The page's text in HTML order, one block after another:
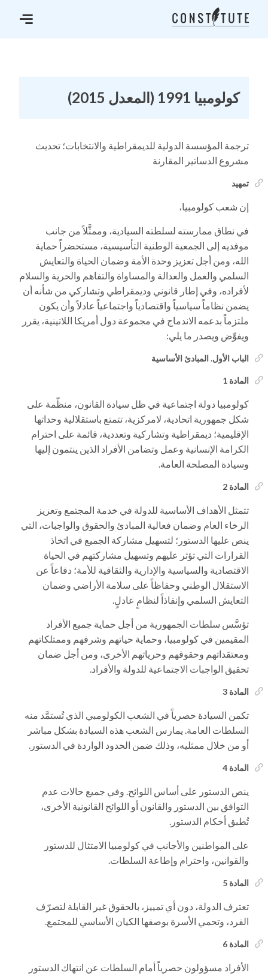
كولومبيا 1991 (المعدل 2015)
ترجمة المؤسسة الدولية للديمقراطية والانتخابات؛ تحديث
مشروع الدساتير المقارنة
تمهيد
إن شعب كولومبيا،
في نطاق ممارسته لسلطته السيادية، وممثَّلاً من جانب
موفديه إلى الجمعية الوطنية التأسيسية، مستحضراً حماية
الله، ومن أجل تعزيز وحدة الأمة وضمان الحياة والتعايش
السلمي والعمل والعدالة والمساواة والتفاهم والحرية والسلام
لأفراده، وفي إطار قانوني وديمقراطي وتشاركي من شأنه أن
يضمن نظاماً سياسياً واقتصادياً واجتماعياً عادلاً وأن يكون
ملتزماً بدعمه الاندماج في مجموعة دول أمريكا اللاتينية، يقرر
ويفوِّض ويصدر ما يلي:
الباب الأول. المبادئ الأساسية
المادة 1
كولومبيا دولة اجتماعية في ظل سيادة القانون، منظّمة على
شكل جمهورية اتحادية، لامركزية، تتمتع باستقلالية وحداتها
الإقليمية؛ ديمقراطية وتشاركية وتعددية، قائمة على احترام
الكرامة الإنسانية وعمل وتضامن الأفراد الذين ينتمون إليها
وسيادة المصلحة العامة.
المادة 2
تتمثل الأهداف الأساسية للدولة في خدمة المجتمع وتعزيز
الرخاء العام وضمان فعالية المبادئ والحقوق والواجبات، التي
ينص عليها الدستور؛ لتسهيل مشاركة الجميع في اتخاذ
القرارات التي تؤثر عليهم وتسهيل مشاركتهم في الحياة
الاقتصادية والسياسية والإدارية والثقافية للأمة؛ دفاعاً عن
الاستقلال الوطني وحفاظاً على سلامة الأراضي وضمان
التعايش السلمي وإنفاذاً لنظامٍ عادلٍ.
تؤسَّس سلطات الجمهورية من أجل حماية جميع الأفراد
المقيمين في كولومبيا، وحماية حياتهم وشرفهم وممتلكاتهم
ومعتقداتهم وحقوقهم وحرياتهم الأخرى، ومن أجل ضمان
تحقيق الواجبات الاجتماعية للدولة والأفراد.
المادة 3
تكمن السيادة حصرياً في الشعب الكولومبي الذي تُستمَّد منه
السلطات العامة. يمارس الشعب هذه السيادة بشكل مباشر
أو من خلال ممثليه، وذلك ضمن الحدود الواردة في الدستور.
المادة 4
ينص الدستور على أساس اللوائح. وفي جميع حالات عدم
التوافق بين الدستور والقانون أو اللوائح القانونية الأخرى،
تُطبق أحكام الدستور.
على المواطنين والأجانب في كولومبيا الامتثال للدستور
والقوانين، واحترام وإطاعة السلطات.
المادة 5
تعترف الدولة، دون أي تمييز، بالحقوق غير القابلة لتصرّف
الفرد، وتحمي الأسرة بوصفها الكيان الأساسي للمجتمع.
المادة 6
الأفراد مسؤولون حصرياً أمام السلطات عن انتهاك الدستور